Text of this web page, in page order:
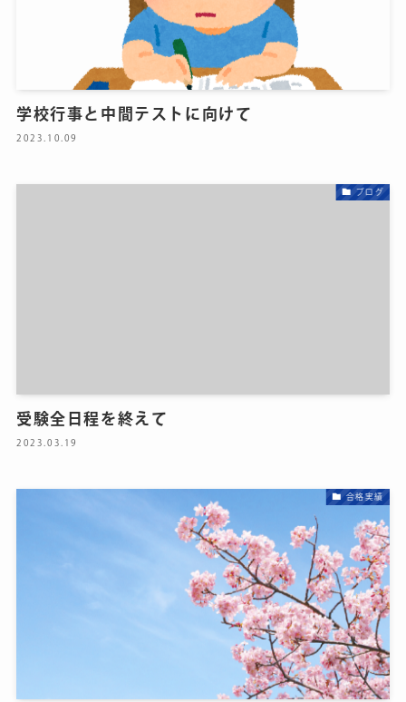
学校行事と中間テストに向けて
2023.10.09
ブログ
受験全日程を終えて
2023.03.19
合格実績